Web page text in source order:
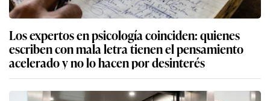
Los expertos en psicología coinciden: quienes
escriben con mala letra tienen el pensamiento
acelerado y no lo hacen por desinterés